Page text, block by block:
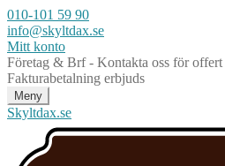
010-101 59 90
info@skyltdax.se
Mitt konto
Företag & Brf - Kontakta oss för
Fakturabetalning erbjuds
Meny
Skyltdax.se